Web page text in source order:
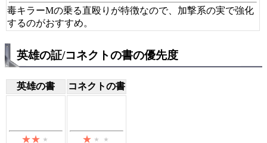
毒キラーMの乗る直殴りが特徴なので、加撃系の実で強化
するのがおすすめ。
英雄の証/コネクトの書の優先度
英雄の書 コネクトの書